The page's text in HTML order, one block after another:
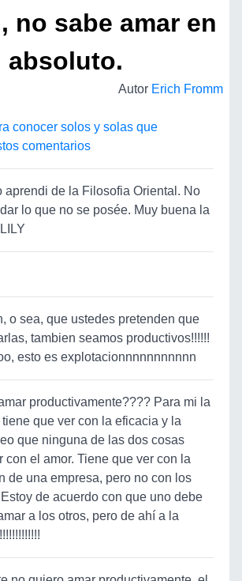
no sabe amar en
absoluto.
Autor Erich Fromm
conocer solos y solas que
comentarios
aprendi de la Filosofia Oriental. No
lo que no se posée. Muy buena la
o sea, que ustedes pretenden que
tambien seamos productivos!!!!!!
esto es explotacionnnnnnnnnnn
productivamente???? Para mi la
que ver con la eficacia y la
que ninguna de las dos cosas
con el amor. Tiene que ver con la
de una empresa, pero no con los
de acuerdo con que uno debe
a los otros, pero de ahí a la